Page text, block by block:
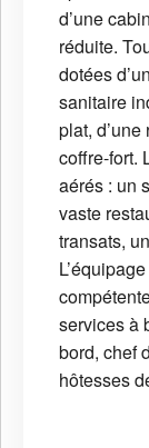
d’une
réduite.
dotées
sanitaire
plat, d’une
coffre-fort.
aérés : un
vaste
transats,
services à
bord, chef
hôtesses